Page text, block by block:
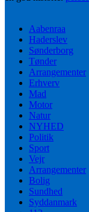
Aabenraa
Haderslev
Sønderborg
Tønder
Arrangementer
Erhverv
Mad
Motor
Natur
NYHED
Politik
Sport
Vejr
Arrangementer
Bolig
Sundhed
Syddanmark